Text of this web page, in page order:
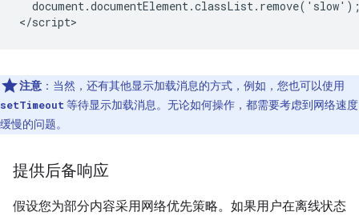
注意 ：当然，还有其他显示加载消息的方式，例如，您也可以使用
setTimeout等待显示加载消息。无论如何操作，都需要考虑到网络速度
缓慢的问题。
提供后备响应
假设您为部分内容采用网络优先策略。如果用户在离线状态